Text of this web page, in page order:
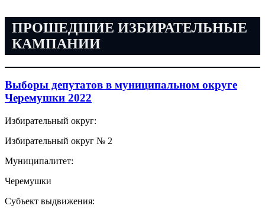
ПРОШЕДШИЕ ИЗБИРАТЕЛЬНЫЕ
КАМПАНИИ
Выборы депутатов в муниципальном округе
Черемушки 2022
Избирательный округ:
Избирательный округ № 2
Муниципалитет:
Черемушки
Субъект выдвижения: